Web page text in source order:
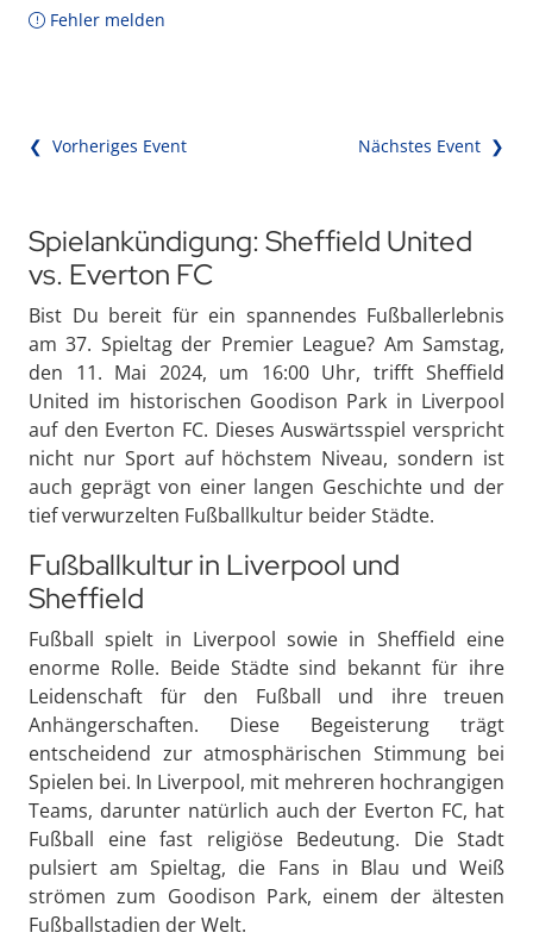
Fehler melden
❮ Vorheriges Event Nächstes Event ❯
Spielankündigung: Sheffield United
vs. Everton FC
Bist Du bereit für ein spannendes Fußballerlebnis
am 37. Spieltag der Premier League? Am Samstag,
den 11. Mai 2024, um 16:00 Uhr, trifft Sheffield
United im historischen Goodison Park in Liverpool
auf den Everton FC. Dieses Auswärtsspiel verspricht
nicht nur Sport auf höchstem Niveau, sondern ist
auch geprägt von einer langen Geschichte und der
tief verwurzelten Fußballkultur beider Städte.
Fußballkultur in Liverpool und
Sheffield
Fußball spielt in Liverpool sowie in Sheffield eine
enorme Rolle. Beide Städte sind bekannt für ihre
Leidenschaft für den Fußball und ihre treuen
Anhängerschaften. Diese Begeisterung trägt
entscheidend zur atmosphärischen Stimmung bei
Spielen bei. In Liverpool, mit mehreren hochrangigen
Teams, darunter natürlich auch der Everton FC, hat
Fußball eine fast religiöse Bedeutung. Die Stadt
pulsiert am Spieltag, die Fans in Blau und Weiß
strömen zum Goodison Park, einem der ältesten
Fußballstadien der Welt.